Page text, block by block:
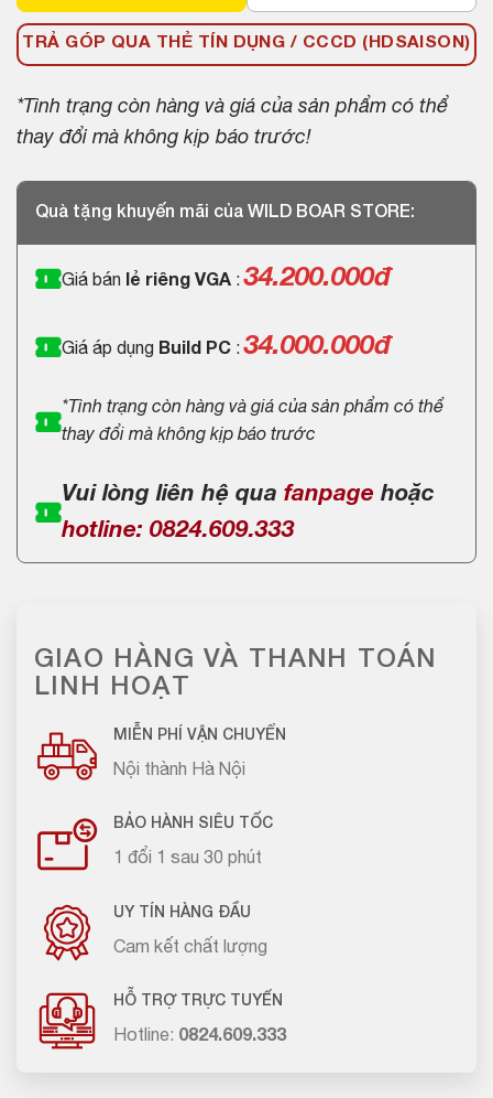
TRẢ GÓP QUA THẺ TÍN DỤNG / CCCD (HDSAISON)
*Tình trạng còn hàng và giá của sản phẩm có thể
thay đổi mà không kịp báo trước!
Quà tặng khuyến mãi của WILD BOAR STORE:
Giá bán lẻ riêng VGA : 34.200.000đ
Giá áp dụng Build PC : 34.000.000đ
*Tình trạng còn hàng và giá của sản phẩm có thể
thay đổi mà không kịp báo trước
Vui lòng liên hệ qua fanpage hoặc
hotline: 0824.609.333
GIAO HÀNG VÀ THANH TOÁN
LINH HOẠT
MIỄN PHÍ VẬN CHUYỂN
Nội thành Hà Nội
BẢO HÀNH SIÊU TỐC
1 đổi 1 sau 30 phút
UY TÍN HÀNG ĐẦU
Cam kết chất lượng
HỖ TRỢ TRỰC TUYẾN
Hotline: 0824.609.333